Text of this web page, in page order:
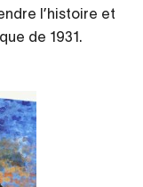
l’histoire et
de 1931.